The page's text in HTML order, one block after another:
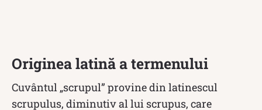
Originea latină a termenului
Cuvântul „scrupul” provine din latinescul
scrupulus, diminutiv al lui scrupus, care